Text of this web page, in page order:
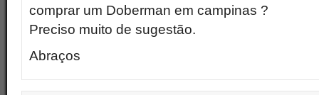
comprar um Doberman em campinas ?
Preciso muito de sugestão.
Abraços